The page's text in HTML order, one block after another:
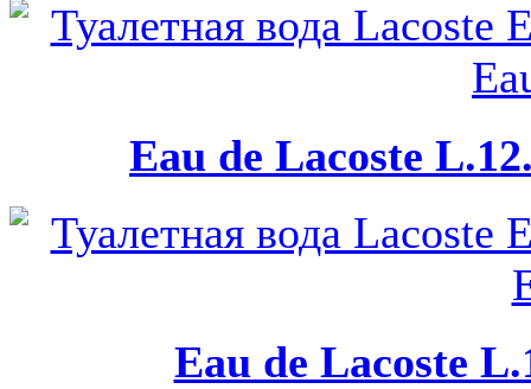
Eau de Lacoste
Eau de Lacoste